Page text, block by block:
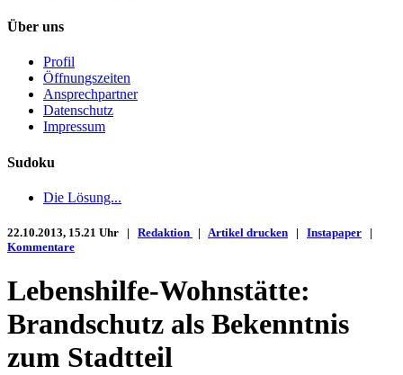
Über uns
Profil
Öffnungszeiten
Ansprechpartner
Datenschutz
Impressum
Sudoku
Die Lösung...
22.10.2013, 15.21 Uhr | Redaktion | Artikel drucken | Instapaper |
Kommentare
Lebenshilfe-Wohnstätte:
Brandschutz als Bekenntnis
zum Stadtteil